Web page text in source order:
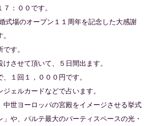
：００です。
式場のオープン１１周年を記念した大感謝
す。
させて頂いて、５日間出ます。
１回１，０００円です。
ェルカードなどで占います。
中世ヨーロッパの宮殿をイメージさせる挙式
」や、パルテ最大のパーティスペースの光・